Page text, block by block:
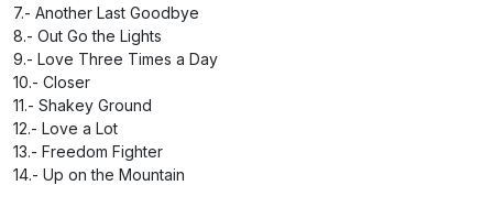
7.- Another Last Goodbye
8.- Out Go the Lights
9.- Love Three Times a Day
10.- Closer
11.- Shakey Ground
12.- Love a Lot
13.- Freedom Fighter
14.- Up on the Mountain